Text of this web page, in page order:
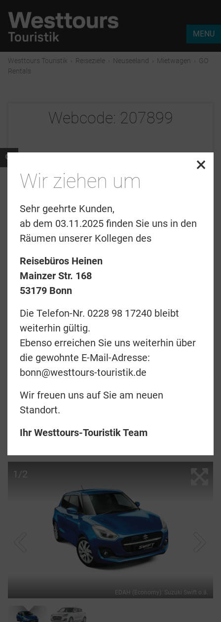
MENU
Westtours Touristik › Reiseziele › Neuseeland › Mietwagen › GO
Rentals
Webcode: 207899
Preise & Termine
Angebotsanfrage
Merkliste
zurück
Teilen
GO Rentals
1/2
EDAH (Economy): Suzuki Swift o.ä.
×
Wir ziehen um
Sehr geehrte Kunden,
ab dem 03.11.2025 finden Sie uns in den
Räumen unserer Kollegen des
Reisebüros Heinen
Mainzer Str. 168
53179 Bonn
Die Telefon-Nr. 0228 98 17240 bleibt
weiterhin gültig.
Ebenso erreichen Sie uns weiterhin über
die gewohnte E-Mail-Adresse:
bonn@westtours-touristik.de
Wir freuen uns auf Sie am neuen
Standort.
Ihr Westtours-Touristik Team